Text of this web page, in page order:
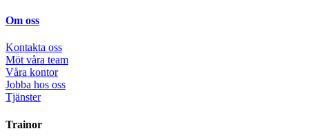
Om oss
Kontakta oss
Möt våra team
Våra kontor
Jobba hos oss
Tjänster
Trainor